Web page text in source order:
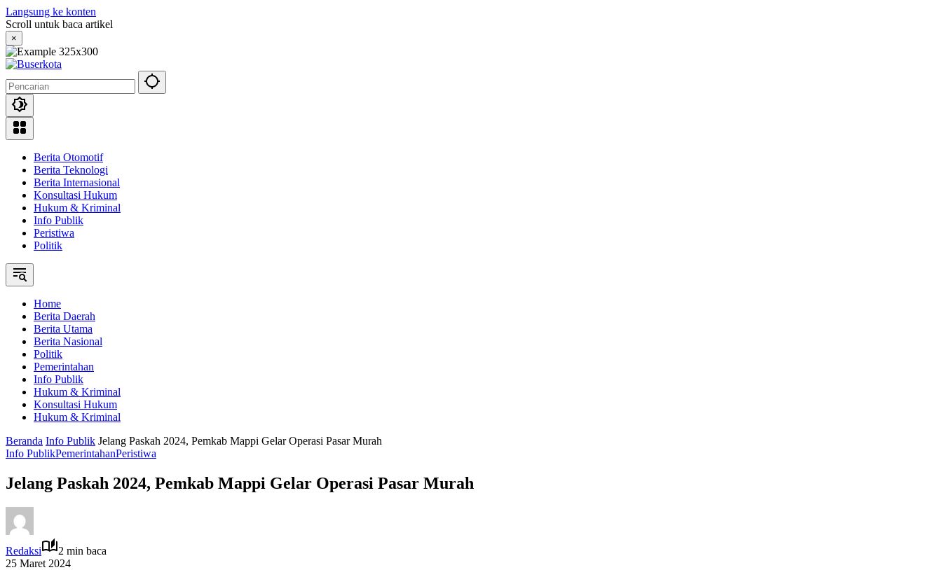
Langsung ke konten
Scroll untuk baca artikel
×
Berita Otomotif
Berita Teknologi
Berita Internasional
Konsultasi Hukum
Hukum & Kriminal
Info Publik
Peristiwa
Politik
Home
Berita Daerah
Berita Utama
Berita Nasional
Politik
Pemerintahan
Info Publik
Hukum & Kriminal
Konsultasi Hukum
Hukum & Kriminal
Beranda Info Publik Jelang Paskah 2024, Pemkab Mappi Gelar Operasi Pasar Murah
Info PublikPemerintahanPeristiwa
Jelang Paskah 2024, Pemkab Mappi Gelar Operasi Pasar Murah
Redaksi
2 min baca
25 Maret 2024